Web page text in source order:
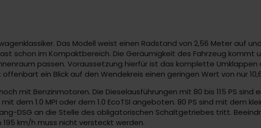
Das Modell weist einen Radstand von 2,56 Meter auf
schon im Kompaktbereich. Die Geräumigkeit des Fahrzeug kommt
passen. Voraussetzung hierfür ist das komplette
ein Blick auf den Wendekreis einen geringen Wert von nur
mit Benzinmotoren. Die Dieselausführungen mit 80 bis 115 PS
dem 1.0 MPI oder dem 1.0 EcoTSI angeboten. 80 PS sind mit dem
DSG an die Stelle des obligatorischen Schaltgetriebes tritt.
km/h muss nicht versteckt werden.